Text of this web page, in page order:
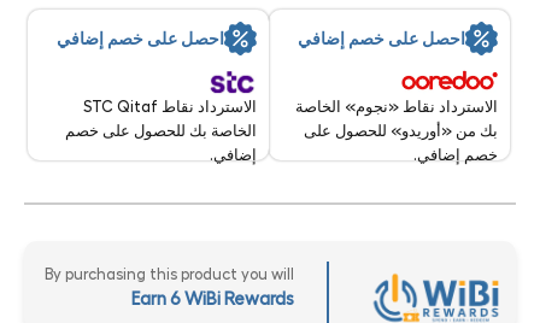
احصل على خصم إضافي
الاسترداد نقاط «نجوم» الخاصة
بك من «أوريدو» للحصول على
خصم إضافي.
احصل على خصم إضافي
الاسترداد نقاط STC Qitaf
الخاصة بك للحصول على خصم
إضافي.
By purchasing this product you will
Earn 6 WiBi Rewards